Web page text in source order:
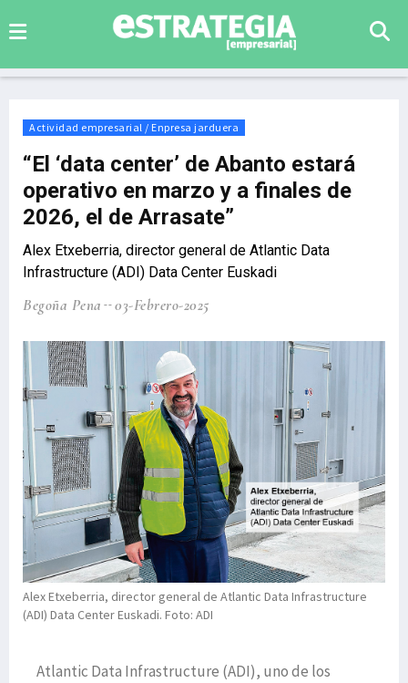
Actividad empresarial / Enpresa jarduera
“El ‘data center’ de Abanto estará
operativo en marzo y a finales de
2026, el de Arrasate”
Alex Etxeberria, director general de Atlantic Data
Infrastructure (ADI) Data Center Euskadi
Begoña Pena 03-Febrero-2025
Alex Etxeberria, director general de Atlantic Data Infrastructure
(ADI) Data Center Euskadi. Foto: ADI
Atlantic Data Infrastructure (ADI), uno de los